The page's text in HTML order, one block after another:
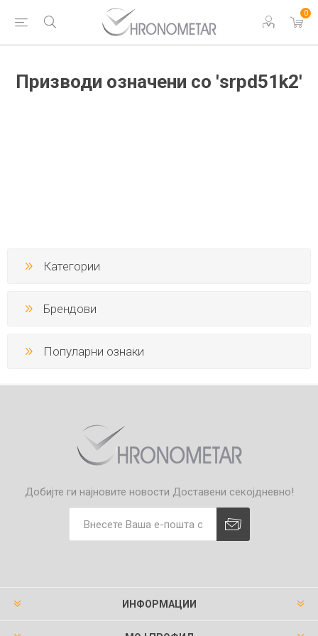
0
Призводи означени со 'srpd51k2'
Категории
Брендови
Популарни ознаки
Добијте ги најновите новости Доставени секојдневно!
ИНФОРМАЦИИ